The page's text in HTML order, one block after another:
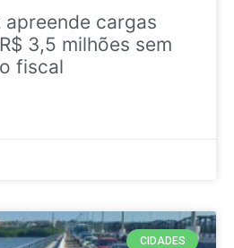
apreende cargas
3,5 milhões sem
fiscal
CIDADES